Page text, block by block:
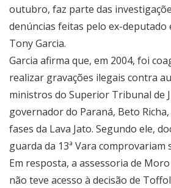
outubro, faz parte das
denúncias feitas pelo ex-deputado
Tony Garcia.
Garcia afirma que, em 2004, foi
realizar gravações ilegais contra
ministros do Superior Tribunal de
governador do Paraná, Beto
fases da Lava Jato. Segundo ele,
guarda da 13ª Vara comprovariam
Em resposta, a assessoria de
não teve acesso à decisão de